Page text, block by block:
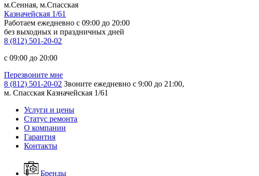
м.Сенная, м.Спасская
Казначейская 1/61
Работаем ежедневно c 09:00 до 20:00
без выходных и праздничных дней
8 (812) 501-20-02
c 09:00 до 20:00
Перезвоните мне
8 (812) 501-20-02 Звоните ежедневно с 9:00 до 21:00,
м. Спасская Казначейская 1/61
Услуги и цены
Статус ремонта
О компании
Гарантия
Контакты
Бренды